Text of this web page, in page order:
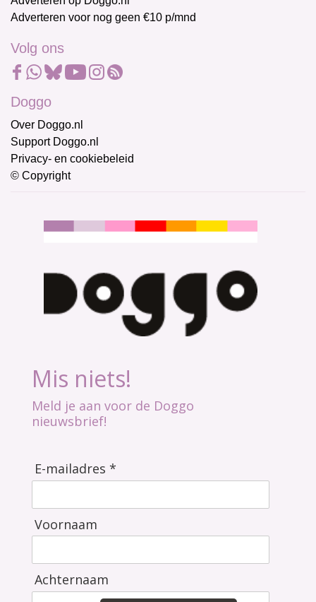
Adverteren voor nog geen €10 p/mnd
Volg ons
Doggo
Over Doggo.nl
Support Doggo.nl
Privacy- en cookiebeleid
© Copyright
Mis niets!
Meld je aan voor de Doggo
nieuwsbrief!
E-mailadres *
Voornaam
Achternaam